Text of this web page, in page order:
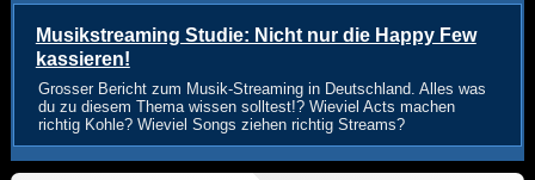
Musikstreaming Studie: Nicht nur die Happy Few
kassieren!
Grosser Bericht zum Musik-Streaming in Deutschland. Alles was
du zu diesem Thema wissen solltest!? Wieviel Acts machen
richtig Kohle? Wieviel Songs ziehen richtig Streams?